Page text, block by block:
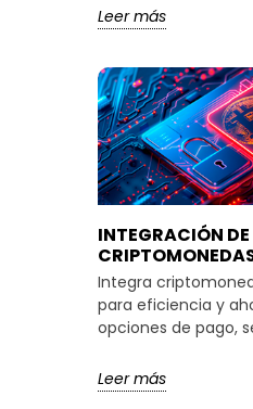
Leer más
INTEGRACIÓN DE
Integra
para eficiencia y
opciones de pago,
Leer más